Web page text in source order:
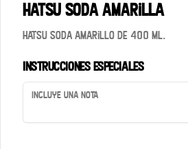
Redes sociales
Instagram
Iniciar sesión
Hatsu soda amarilla
Hatsu soda amarillo de 400 ml.
Instrucciones especiales